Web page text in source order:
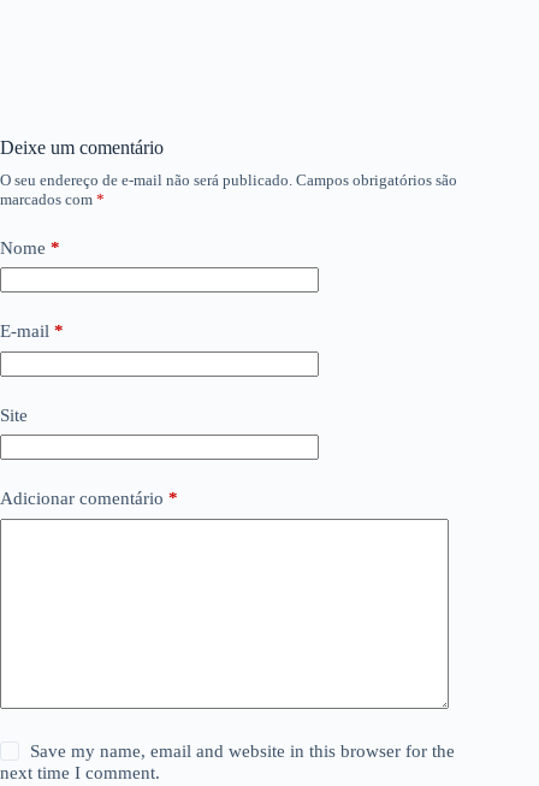
Deixe um comentário
O seu endereço de e-mail não será publicado. Campos obrigatórios são
marcados com *
Nome *
E-mail *
Site
Adicionar comentário *
Save my name, email and website in this browser for the
next time I comment.